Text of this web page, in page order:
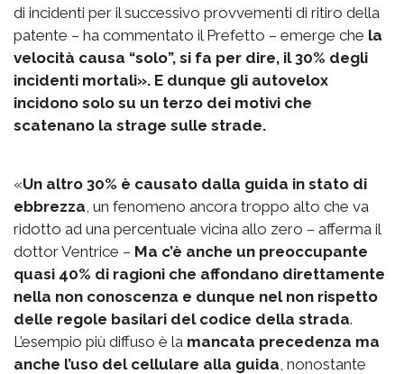
di incidenti per il successivo provvementi di ritiro della
patente – ha commentato il Prefetto – emerge che la
velocità causa “solo”, si fa per dire, il 30% degli
incidenti mortali». E dunque gli autovelox
incidono solo su un terzo dei motivi che
scatenano la strage sulle strade.
«Un altro 30% è causato dalla guida in stato di
ebbrezza, un fenomeno ancora troppo alto che va
ridotto ad una percentuale vicina allo zero – afferma il
dottor Ventrice – Ma c’è anche un preoccupante
quasi 40% di ragioni che affondano direttamente
nella non conoscenza e dunque nel non rispetto
delle regole basilari del codice della strada.
L’esempio più diffuso è la mancata precedenza ma
anche l’uso del cellulare alla guida, nonostante